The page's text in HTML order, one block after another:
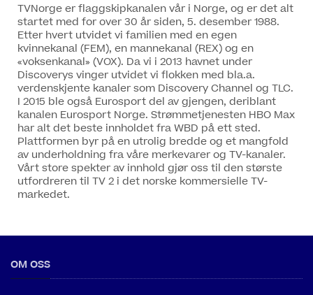
TVNorge er flaggskipkanalen vår i Norge, og er det alt
startet med for over 30 år siden, 5. desember 1988.
Etter hvert utvidet vi familien med en egen
kvinnekanal (FEM), en mannekanal (REX) og en
«voksenkanal» (VOX). Da vi i 2013 havnet under
Discoverys vinger utvidet vi flokken med bla.a.
verdenskjente kanaler som Discovery Channel og TLC.
I 2015 ble også Eurosport del av gjengen, deriblant
kanalen Eurosport Norge. Strømmetjenesten HBO Max
har alt det beste innholdet fra WBD på ett sted.
Plattformen byr på en utrolig bredde og et mangfold
av underholdning fra våre merkevarer og TV-kanaler.
Vårt store spekter av innhold gjør oss til den største
utfordreren til TV 2 i det norske kommersielle TV-
markedet.
OM OSS